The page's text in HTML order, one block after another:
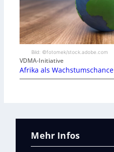
Bild: ©fotomek/stock.adobe.com
VDMA-Initiative
Afrika als
Mehr Infos